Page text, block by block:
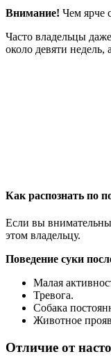
Внимание! Чем ярче
Часто владельцы
около девяти
Как распознать по
Если вы
этом владельцу.
Поведение суки
Малая
Тревога.
Собака
Животное
Отличие от